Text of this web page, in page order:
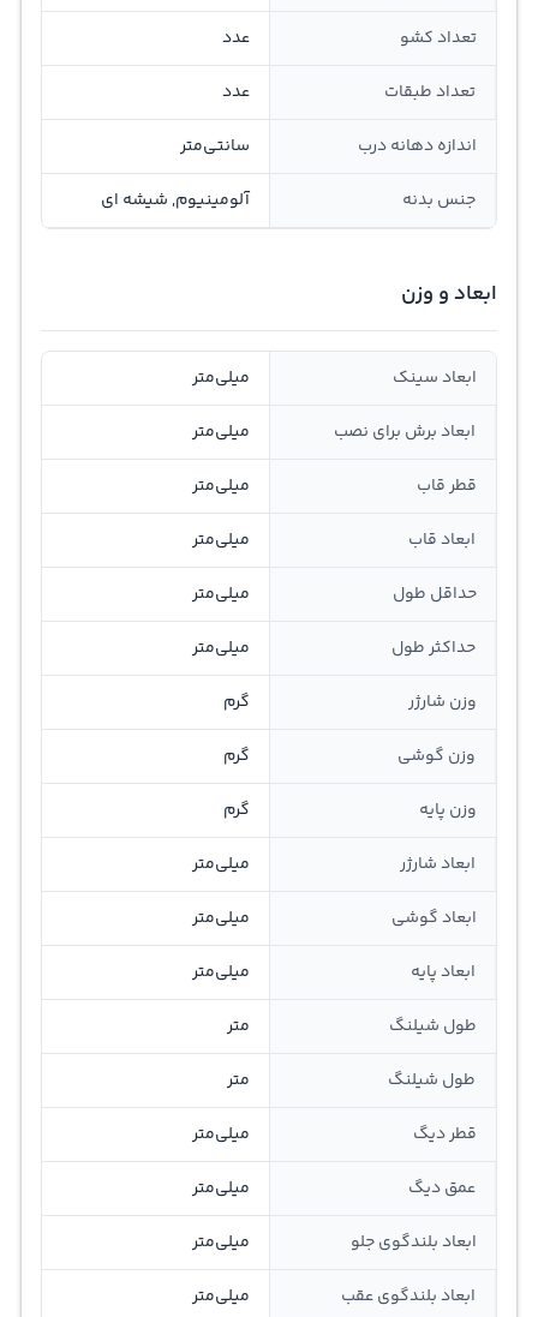
تعداد کشو عدد
تعداد طبقات عدد
اندازه دهانه درب سانتی‌متر
جنس بدنه آلومینیوم, شیشه ای
ابعاد و وزن
ابعاد سینک میلی‌متر
ابعاد برش برای نصب میلی‌متر
قطر قاب میلی‌متر
ابعاد قاب میلی‌متر
حداقل طول میلی‌متر
حداکثر طول میلی‌متر
وزن شارژر گرم
وزن گوشی گرم
وزن پایه گرم
ابعاد شارژر میلی‌متر
ابعاد گوشی میلی‌متر
ابعاد پایه میلی‌متر
طول شیلنگ متر
طول شیلنگ متر
قطر دیگ میلی‌متر
عمق دیگ میلی‌متر
ابعاد بلندگوی جلو میلی‌متر
ابعاد بلندگوی عقب میلی‌متر